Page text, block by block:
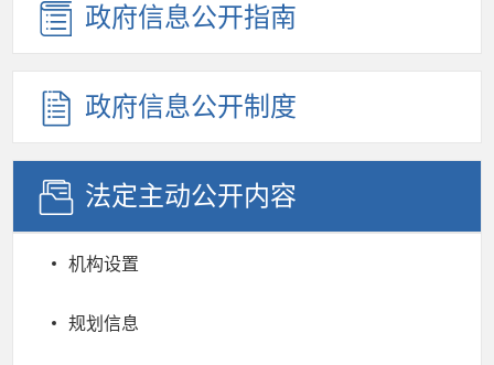
政府信息公开指南
政府信息公开制度
法定主动公开内容
机构设置
规划信息